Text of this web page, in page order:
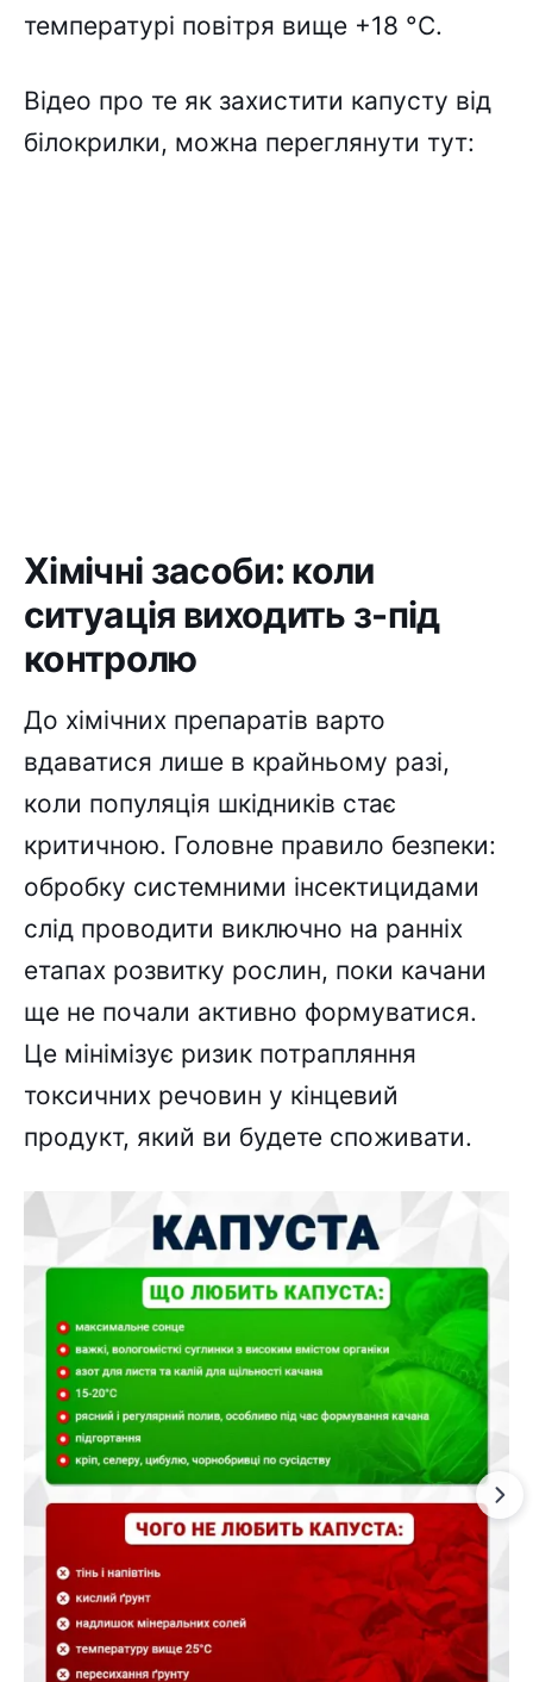
температурі повітря вище +18 °C.
Відео про те як захистити капусту від
білокрилки, можна переглянути тут:
Хімічні засоби: коли
ситуація виходить з-під
контролю
До хімічних препаратів варто
вдаватися лише в крайньому разі,
коли популяція шкідників стає
критичною. Головне правило безпеки:
обробку системними інсектицидами
слід проводити виключно на ранніх
етапах розвитку рослин, поки качани
ще не почали активно формуватися.
Це мінімізує ризик потрапляння
токсичних речовин у кінцевий
продукт, який ви будете споживати.